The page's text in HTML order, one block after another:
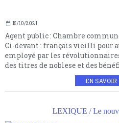
15/10/2021
Agent public : Chambre
Ci-devant : français vieilli pour
employé par les
des titres de noblese et des
EN SAVOIR
LEXIQUE / Le